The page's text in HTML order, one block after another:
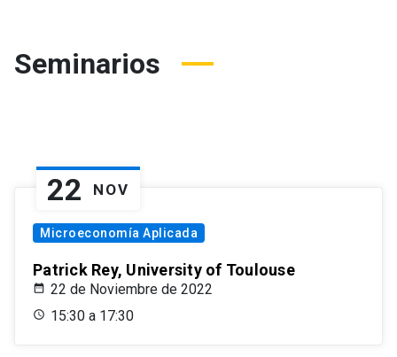
Seminarios
22 NOV
Microeconomía Aplicada
Patrick Rey, University of Toulouse
22 de Noviembre de 2022
15:30 a 17:30